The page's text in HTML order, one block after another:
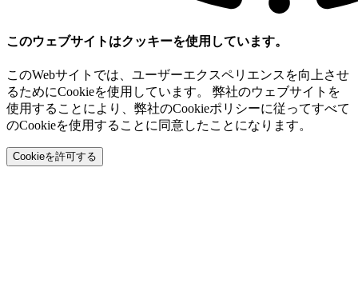
このウェブサイトはクッキーを使用しています。
このWebサイトでは、ユーザーエクスペリエンスを向上させ
るためにCookieを使用しています。 弊社のウェブサイトを
使用することにより、弊社のCookieポリシーに従ってすべて
のCookieを使用することに同意したことになります。
Cookieを許可する